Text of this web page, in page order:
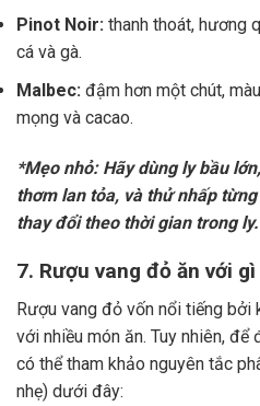
Pinot Noir: thanh thoát, hương
cá và gà.
Malbec: đậm hơn một chút,
mọng và cacao.
*Mẹo nhỏ: Hãy dùng ly bầu
thơm lan tỏa, và thử nhấp
thay đổi theo thời gian trong ly.
7. Rượu vang đỏ ăn với gì
Rượu vang đỏ vốn nổi tiếng bởi
với nhiều món ăn. Tuy nhiên,
có thể tham khảo nguyên tắc
nhẹ) dưới đây: